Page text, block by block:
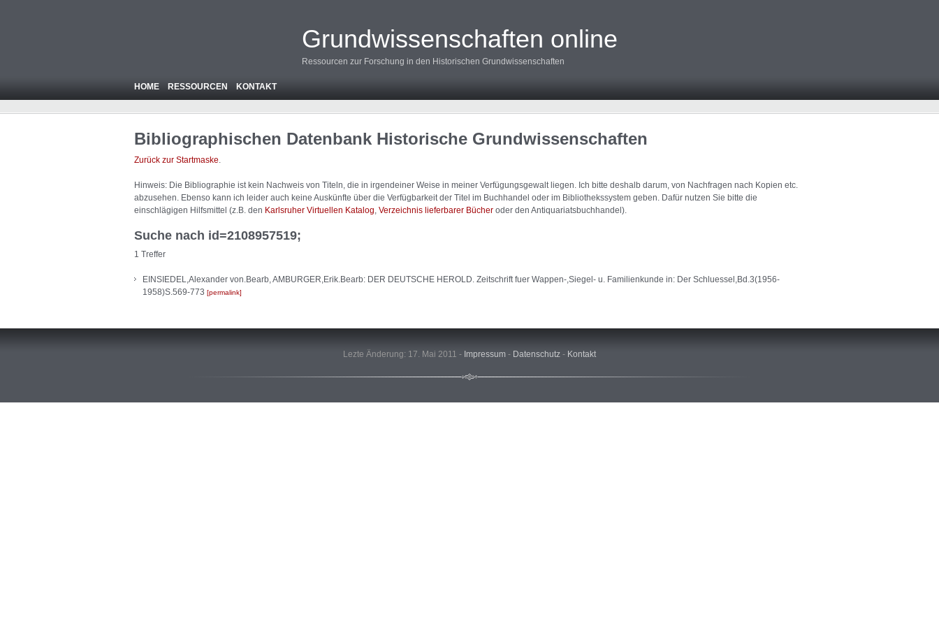
Grundwissenschaften online
Ressourcen zur Forschung in den Historischen Grundwissenschaften
HOME RESSOURCEN KONTAKT
Bibliographischen Datenbank Historische Grundwissenschaften
Zurück zur Startmaske.
Hinweis: Die Bibliographie ist kein Nachweis von Titeln, die in irgendeiner Weise in meiner Verfügungsgewalt liegen. Ich bitte deshalb darum, von Nachfragen nach Kopien etc.
abzusehen. Ebenso kann ich leider auch keine Auskünfte über die Verfügbarkeit der Titel im Buchhandel oder im Bibliothekssystem geben. Dafür nutzen Sie bitte die
einschlägigen Hilfsmittel (z.B. den Karlsruher Virtuellen Katalog Verzeichnis lieferbarer Bücher oder den Antiquariatsbuchhandel).
Suche nach id=2108957519;
1 Treffer
EINSIEDEL,Alexander von.Bearb, AMBURGER,Erik.Bearb: DER DEUTSCHE HEROLD. Zeitschrift fuer Wappen-,Siegel- u. Familienkunde in: Der Schluessel,Bd.3(1956-
1958)S.569-773
permalink
Lezte Änderung: 17. Mai 2011 - Impressum - Datenschutz - Kontakt